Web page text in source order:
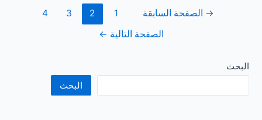
→ الصفحة السابقة 1
2
3
4
الصفحة التالية ←
البحث
البحث